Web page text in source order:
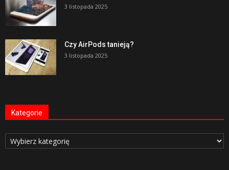
3 listopada 2025
Czy AirPods tanieją?
3 listopada 2025
Kategorie
Kategorie